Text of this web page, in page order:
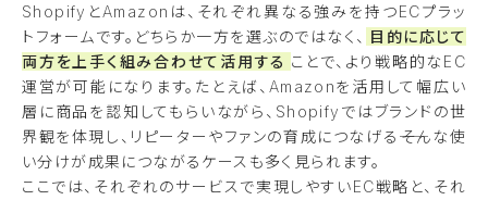
ShopifyとAmazonは、それぞれ異なる強みを持つECプラッ
トフォームです。どちらか一方を選ぶのではなく、 目的に応じて
両方を上手く組み合わせて活用する ことで、より戦略的なEC
運営が可能になります。たとえば、Amazonを活用して幅広い
層に商品を認知してもらいながら、Shopifyではブランドの世
界観を体現し、リピーターやファンの育成につなげる――そんな使
い分けが成果につながるケースも多く見られます。
ここでは、それぞれのサービスで実現しやすいEC戦略と、それ